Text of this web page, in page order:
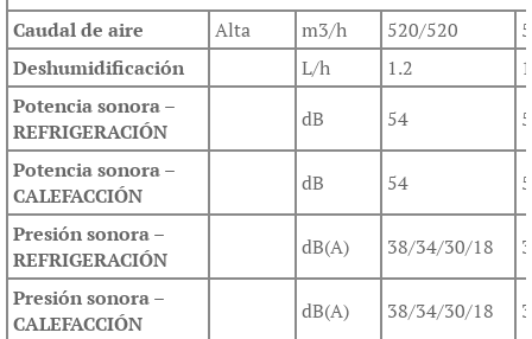
Caudal de aire
Alta m3/h 520/520
Deshumidificación
L/h 1.2
Potencia sonora –
REFRIGERACIÓN
dB 54
Potencia sonora –
CALEFACCIÓN
dB 54
Presión sonora –
REFRIGERACIÓN
dB(A) 38/34/30/18
Presión sonora –
CALEFACCIÓN
dB(A) 38/34/30/18